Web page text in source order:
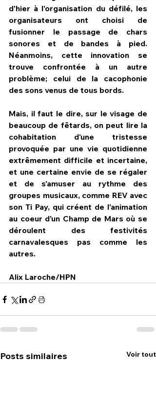
d'hier à l'organisation du défilé, les
organisateurs ont choisi de
fusionner le passage de chars
sonores et de bandes à pied.
Néanmoins, cette innovation se
trouve confrontée à un autre
problème; celui de la cacophonie
des sons venus de tous bords.
Mais, il faut le dire, sur le visage de
beaucoup de fêtards, on peut lire la
cohabitation d'une tristesse
provoquée par une vie quotidienne
extrêmement difficile et incertaine,
et une certaine envie de se régaler
et de s'amuser au rythme des
groupes musicaux, comme REV avec
son Ti Pay, qui créent de l'animation
au coeur d'un Champ de Mars où se
déroulent des festivités
carnavalesques pas comme les
autres.
Alix Laroche/HPN
Posts similaires Voir tout